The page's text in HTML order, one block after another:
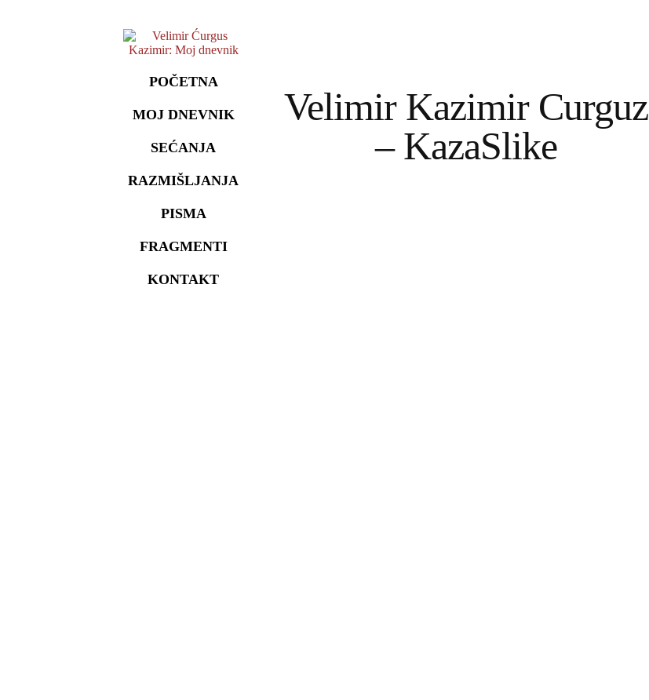
POČETNA
MOJ DNEVNIK
SEĆANJA
RAZMIŠLJANJA
PISMA
FRAGMENTI
KONTAKT
Velimir Kazimir Curguz
– KazaSlike